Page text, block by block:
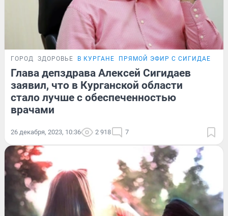
ГОРОД ЗДОРОВЬЕ В КУРГАНЕ ПРЯМОЙ ЭФИР С СИГИДАЕВЫМ
Глава депздрава Алексей Сигидаев
заявил, что в Курганской области
стало лучше с обеспеченностью
врачами
26 декабря, 2023, 10:36 2 918 7